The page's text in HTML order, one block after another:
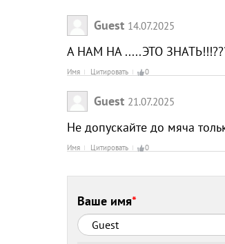
Guest 14.07.2025
А НАМ НА .....ЭТО
Имя Цитировать 0
Guest 21.07.2025
Не допускайте до мяча
Имя Цитировать 0
Ваше имя*